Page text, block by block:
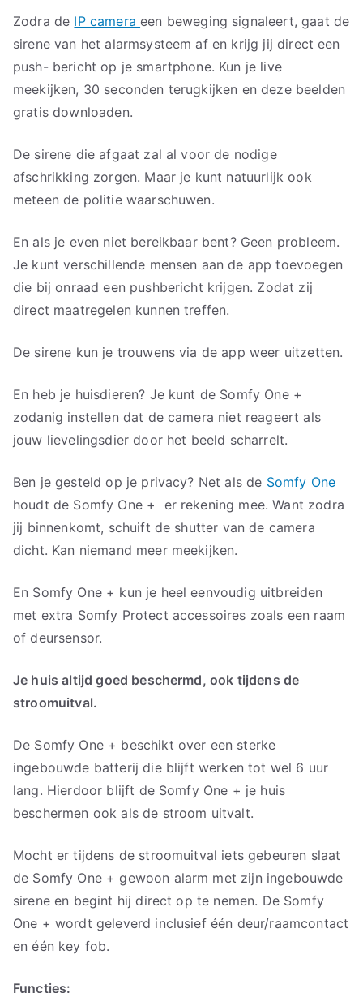
Zodra de IP cameraeen beweging signaleert, gaat de
sirene van het alarmsysteem af en krijg jij direct een
push- bericht op je smartphone. Kun je live
meekijken, 30 seconden terugkijken en deze beelden
gratis downloaden.
De sirene die afgaat zal al voor de nodige
afschrikking zorgen. Maar je kunt natuurlijk ook
meteen de politie waarschuwen.
En als je even niet bereikbaar bent? Geen probleem.
Je kunt verschillende mensen aan de app toevoegen
die bij onraad een pushbericht krijgen. Zodat zij
direct maatregelen kunnen treffen.
De sirene kun je trouwens via de app weer uitzetten.
En heb je huisdieren? Je kunt de Somfy One +
zodanig instellen dat de camera niet reageert als
jouw lievelingsdier door het beeld scharrelt.
Ben je gesteld op je privacy? Net als de Somfy One
houdt de Somfy One + er rekening mee. Want zodra
jij binnenkomt, schuift de shutter van de camera
dicht. Kan niemand meer meekijken.
En Somfy One + kun je heel eenvoudig uitbreiden
met extra Somfy Protect accessoires zoals een raam
of deursensor.
Je huis altijd goed beschermd, ook tijdens de
stroomuitval.
De Somfy One + beschikt over een sterke
ingebouwde batterij die blijft werken tot wel 6 uur
lang. Hierdoor blijft de Somfy One + je huis
beschermen ook als de stroom uitvalt.
Mocht er tijdens de stroomuitval iets gebeuren slaat
de Somfy One + gewoon alarm met zijn ingebouwde
sirene en begint hij direct op te nemen. De Somfy
One + wordt geleverd inclusief één deur/raamcontact
en één key fob.
Functies: